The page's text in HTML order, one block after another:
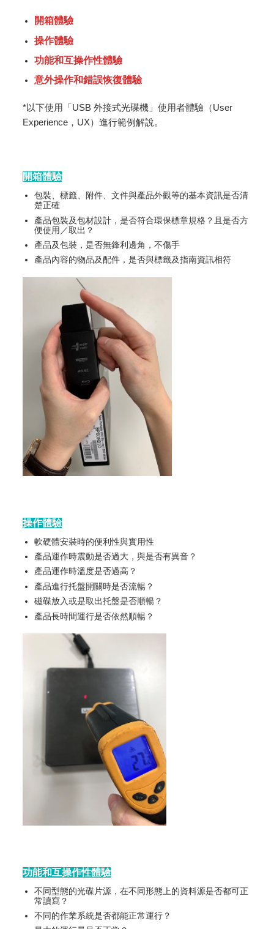
開箱體驗
操作體驗
功能和互操作性體驗
意外操作和錯誤恢復體驗
*以下使用「USB 外接式光碟機」使用者體驗（User
Experience，UX）進行範例解說。
開箱體驗
包裝、標籤、附件、文件與產品外觀等的基本資訊是否清
楚正確
產品包裝及包材設計，是否符合環保標章規格？且是否方
便使用／取出？
產品及包裝，是否無鋒利邊角，不傷手
產品內容的物品及配件，是否與標籤及指南資訊相符
操作體驗
軟硬體安裝時的便利性與實用性
產品運作時震動是否過大，與是否有異音？
產品運作時溫度是否過高？
產品進行托盤開關時是否流暢？
磁碟放入或是取出托盤是否順暢？
產品長時間運行是否依然順暢？
功能和互操作性體驗
不同型態的光碟片源，在不同形態上的資料源是否都可正
常讀寫？
不同的作業系統是否都能正常運行？